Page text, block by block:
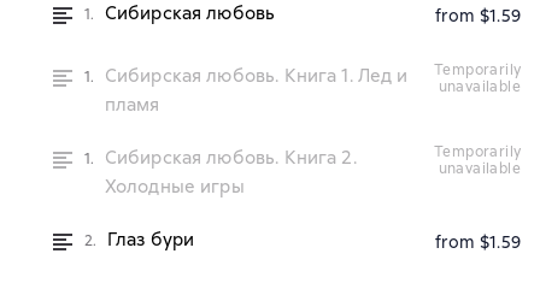
1. Сибирская любовь from $1.59
1.
Сибирская любовь. Книга 1. Лед и
пламя
temporarily
unavailable
1.
Сибирская любовь. Книга 2.
Холодные игры
temporarily
unavailable
2. Глаз бури from $1.59